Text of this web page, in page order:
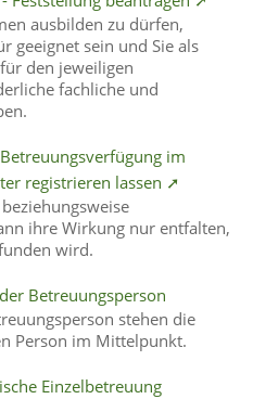
ausbilden zu dürfen,
geeignet sein und Sie als
den jeweiligen
fachliche und
im
registrieren lassen ➚
ihre Wirkung nur entfalten,
wird.
Betreuungsperson
stehen die
Person im Mittelpunkt.
Einzelbetreuung